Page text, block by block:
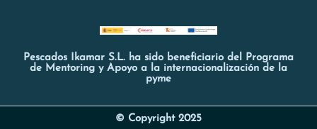
Pescados Ikamar S.L. ha sido beneficiario del Programa
de Mentoring y Apoyo a la internacionalización de la
pyme
© Copyright 2025